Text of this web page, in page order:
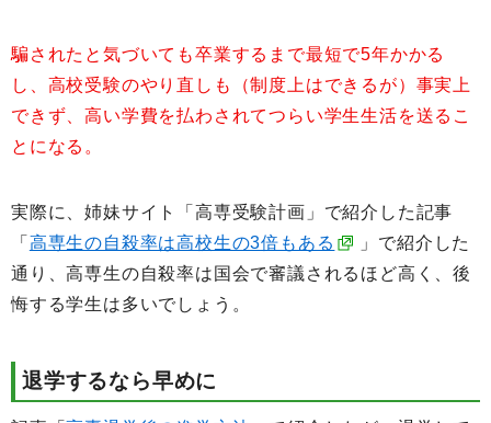
騙されたと気づいても卒業するまで最短で5年かかる
し、高校受験のやり直しも（制度上はできるが）事実上
できず、高い学費を払わされてつらい学生生活を送るこ
とになる。
実際に、姉妹サイト「高専受験計画」で紹介した記事
「 高専生の自殺率は高校生の3倍もある
」で紹介した
通り、高専生の自殺率は国会で審議されるほど高く、後
悔する学生は多いでしょう。
退学するなら早めに